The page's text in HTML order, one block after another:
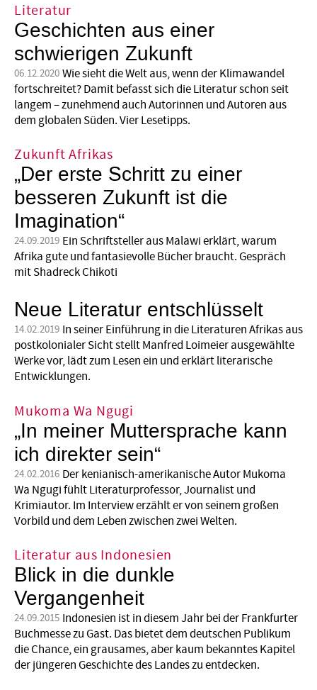
Literatur
Geschichten aus einer
schwierigen Zukunft
06.12.2020 Wie sieht die Welt aus, wenn der Klimawandel
fortschreitet? Damit befasst sich die Literatur schon seit
langem – zunehmend auch Autorinnen und Autoren aus
dem globalen Süden. Vier Lesetipps.
Zukunft Afrikas
„Der erste Schritt zu einer
besseren Zukunft ist die
Imagination“
24.09.2019 Ein Schriftsteller aus Malawi erklärt, warum
Afrika gute und fantasievolle Bücher braucht. Gespräch
mit Shadreck Chikoti
Neue Literatur entschlüsselt
14.02.2019 In seiner Einführung in die Literaturen Afrikas aus
postkolonialer Sicht stellt Manfred Loimeier ausgewählte
Werke vor, lädt zum Lesen ein und erklärt literarische
Entwicklungen.
Mukoma Wa Ngugi
„In meiner Muttersprache kann
ich direkter sein“
24.02.2016 Der kenianisch-amerikanische Autor Mukoma
Wa Ngugi fühlt Literaturprofessor, Journalist und
Krimiautor. Im Interview erzählt er von seinem großen
Vorbild und dem Leben zwischen zwei Welten.
Literatur aus Indonesien
Blick in die dunkle
Vergangenheit
24.09.2015 Indonesien ist in diesem Jahr bei der Frankfurter
Buchmesse zu Gast. Das bietet dem deutschen Publikum
die Chance, ein grausames, aber kaum bekanntes Kapitel
der jüngeren Geschichte des Landes zu entdecken.